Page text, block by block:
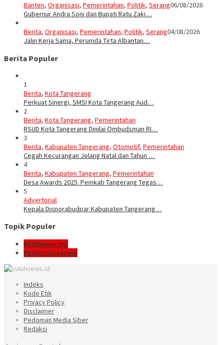
Banten, Organisasi, Pemerintahan, Politik, Serang06/08/2026
Gubernur Andra Soni dan Bupati Ratu Zaki…
Berita, Organisasi, Pemerintahan, Politik, Serang04/08/2026
Jalin Kerja Sama, Perumda Tirta Albantan…
Berita Populer
1
Berita, Kota Tangerang
Perkuat Sinergi, SMSI Kota Tangerang Aud…
2
Berita, Kota Tangerang, Pemerintahan
RSUD Kota Tangerang Dinilai Ombudsman RI…
3
Berita, Kabupaten Tangerang, Otomotif, Pemerintahan
Cegah Kecurangan Jelang Natal dan Tahun …
4
Berita, Kabupaten Tangerang, Pemerintahan
Desa Awards 2025: Pemkab Tangerang Tegas…
5
Advertorial
Kepala Disporabudpar Kabupaten Tangerang…
Topik Populer
Kotatangerang
Pemkottangerang
Indeks
Kode Etik
Privacy Policy
Disclaimer
Pedoman Media Siber
Redaksi